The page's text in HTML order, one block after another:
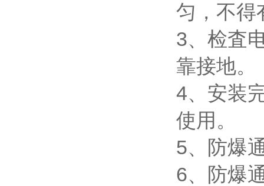
匀，不得
3、检査
靠接地。
4、安装
使用。
5、防爆
6、防爆